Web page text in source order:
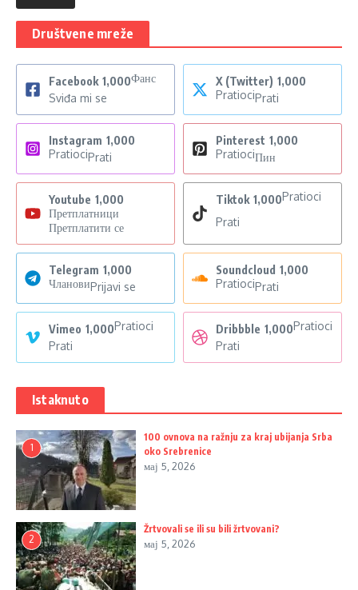
Društvene mreže
Facebook 1,000Фанс
Sviđa mi se
X (Twitter) 1,000
PratiociPrati
Instagram 1,000
PratiociPrati
Pinterest 1,000
PratiociПин
Youtube 1,000
Претплатници
Претплатити се
Tiktok 1,000Pratioci
Prati
Telegram 1,000
ЧлановиPrijavi se
Soundcloud 1,000
PratiociPrati
Vimeo 1,000Pratioci
Prati
Dribbble 1,000Pratioci
Prati
Istaknuto
1
100 ovnova na ražnju za kraj ubijanja Srba
oko Srebrenice
мај 5, 2026
2
Žrtvovali se ili su bili žrtvovani?
мај 5, 2026